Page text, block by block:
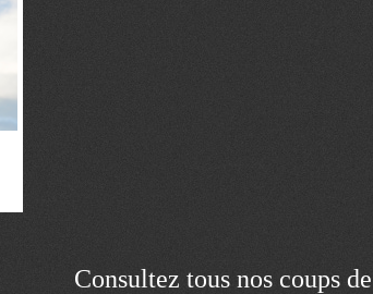
Consultez tous nos coups